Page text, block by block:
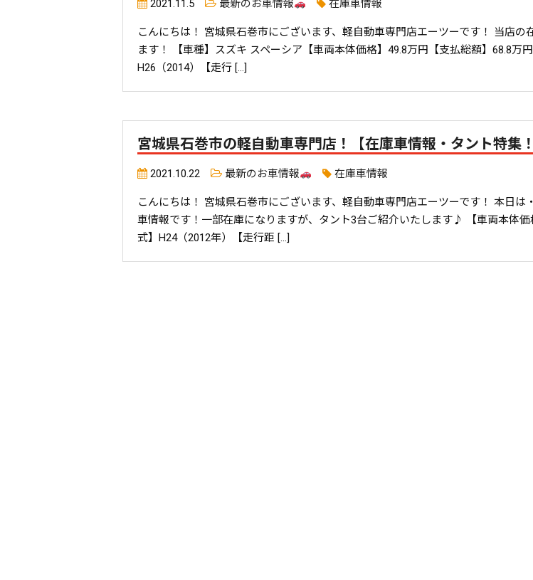
2021.11.5 最新のお車情報 在庫車情報
こんにちは！ 宮城県石巻市にございます、軽自動車専門店エーツーです！ 当店の
ます！ 【車種】スズキ スペーシア【車両本体価格】49.8万円【支払総額】68.8万円
H26（2014）【走行 […]
宮城県石巻市の軽自動車専門店！【在庫車情報・タント特集！
2021.10.22 最新のお車情報 在庫車情報
こんにちは！ 宮城県石巻市にございます、軽自動車専門店エーツーです！ 本日は
車情報です！一部在庫になりますが、タント3台ご紹介いたします♪ 【車両本体価
式】H24（2012年）【走行距 […]